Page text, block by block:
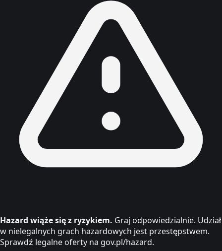
Hazard wiąże się z ryzykiem. Graj odpowiedzialnie. Udział
w nielegalnych grach hazardowych jest przestępstwem.
Sprawdź legalne oferty na gov.pl/hazard.